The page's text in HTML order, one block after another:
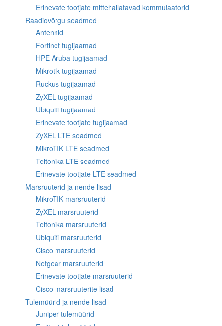
Erinevate tootjate mittehallatavad kommutaatorid
Raadiovõrgu seadmed
Antennid
Fortinet tugijaamad
HPE Aruba tugijaamad
Mikrotik tugijaamad
Ruckus tugijaamad
ZyXEL tugijaamad
Ubiquiti tugijaamad
Erinevate tootjate tugijaamad
ZyXEL LTE seadmed
MikroTIK LTE seadmed
Teltonika LTE seadmed
Erinevate tootjate LTE seadmed
Marsruuterid ja nende lisad
MikroTIK marsruuterid
ZyXEL marsruuterid
Teltonika marsruuterid
Ubiquiti marsruuterid
Cisco marsruuterid
Netgear marsruuterid
Erinevate tootjate marsruuterid
Cisco marsruuterite lisad
Tulemüürid ja nende lisad
Juniper tulemüürid